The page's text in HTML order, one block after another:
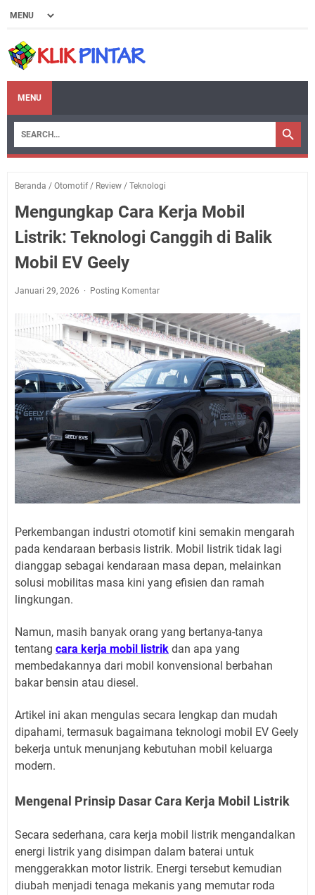
MENU
Beranda / Otomotif / Review / Teknologi
Mengungkap Cara Kerja Mobil
Listrik: Teknologi Canggih di Balik
Mobil EV Geely
Januari 29, 2026 Posting Komentar
Perkembangan industri otomotif kini semakin mengarah
pada kendaraan berbasis listrik. Mobil listrik tidak lagi
dianggap sebagai kendaraan masa depan, melainkan
solusi mobilitas masa kini yang efisien dan ramah
lingkungan.
Namun, masih banyak orang yang bertanya-tanya
tentang cara kerja mobil listrik dan apa yang
membedakannya dari mobil konvensional berbahan
bakar bensin atau diesel.
Artikel ini akan mengulas secara lengkap dan mudah
dipahami, termasuk bagaimana teknologi mobil EV Geely
bekerja untuk menunjang kebutuhan mobil keluarga
modern.
Mengenal Prinsip Dasar Cara Kerja Mobil Listrik
Secara sederhana, cara kerja mobil listrik mengandalkan
energi listrik yang disimpan dalam baterai untuk
menggerakkan motor listrik. Energi tersebut kemudian
diubah menjadi tenaga mekanis yang memutar roda